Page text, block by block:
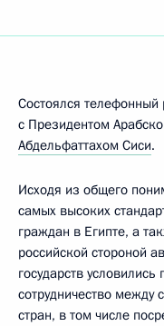
Состоялся
с Президентом
Абдельфаттахом Сиси.
Исходя из общего
самых высоких
граждан в Египте, а
российской стороной
государств
сотрудничество между
стран, в том числе